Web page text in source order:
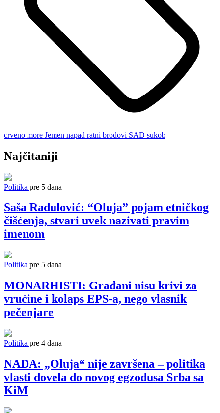
crveno more Jemen napad ratni brodovi SAD sukob
Najčitaniji
Politika pre 5 dana
Saša Radulović: “Oluja” pojam etničkog
čišćenja, stvari uvek nazivati pravim
imenom
Politika pre 5 dana
MONARHISTI: Građani nisu krivi za
vrućine i kolaps EPS-a, nego vlasnik
pečenjare
Politika pre 4 dana
NADA: „Oluja“ nije završena – politika
vlasti dovela do novog egzodusa Srba sa
KiM